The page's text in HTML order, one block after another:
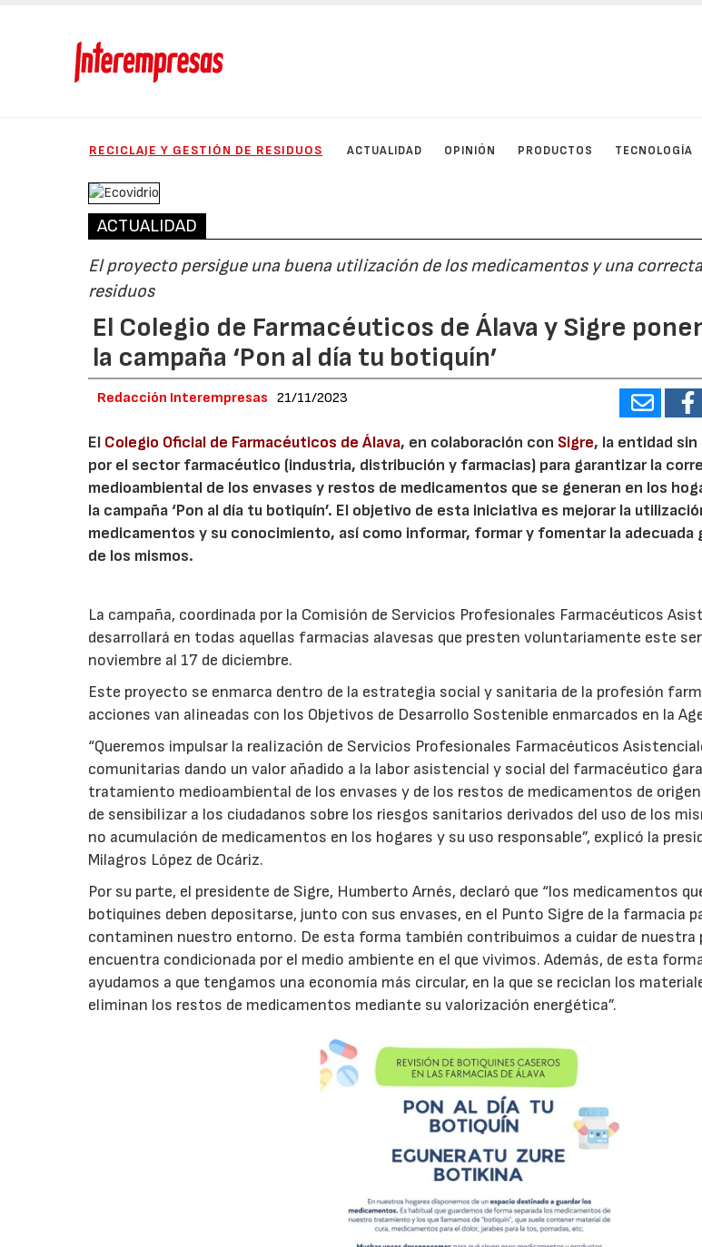
RECICLAJE Y GESTIÓN DE RESIDUOS ACTUALIDAD OPINIÓN PRODUCTOS TECNOLOGÍA
ACTUALIDAD
El proyecto persigue una buena utilización de los medicamentos y una
residuos
El Colegio de Farmacéuticos de Álava y Sigre
la campaña ‘Pon al día tu botiquín’
Redacción Interempresas 21/11/2023
El Colegio Oficial de Farmacéuticos de Álava, en colaboración con Sigre, la entidad
por el sector farmacéutico (industria, distribución y farmacias) para garantizar la
medioambiental de los envases y restos de medicamentos que se generan en los
la campaña ‘Pon al día tu botiquín’. El objetivo de esta iniciativa es mejorar la
medicamentos y su conocimiento, así como informar, formar y fomentar la adecuada
de los mismos.
La campaña, coordinada por la Comisión de Servicios Profesionales Farmacéuticos
desarrollará en todas aquellas farmacias alavesas que presten voluntariamente este
noviembre al 17 de diciembre.
Este proyecto se enmarca dentro de la estrategia social y sanitaria de la profesión
acciones van alineadas con los Objetivos de Desarrollo Sostenible enmarcados en la
“Queremos impulsar la realización de Servicios Profesionales Farmacéuticos
comunitarias dando un valor añadido a la labor asistencial y social del farmacéutico
tratamiento medioambiental de los envases y de los restos de medicamentos de
de sensibilizar a los ciudadanos sobre los riesgos sanitarios derivados del uso de los
no acumulación de medicamentos en los hogares y su uso responsable”, explicó la
Milagros López de Ocáriz.
Por su parte, el presidente de Sigre, Humberto Arnés, declaró que “los medicamentos
botiquines deben depositarse, junto con sus envases, en el Punto Sigre de la farmacia
contaminen nuestro entorno. De esta forma también contribuimos a cuidar de nuestra
encuentra condicionada por el medio ambiente en el que vivimos. Además, de esta
ayudamos a que tengamos una economía más circular, en la que se reciclan los
eliminan los restos de medicamentos mediante su valorización energética”.